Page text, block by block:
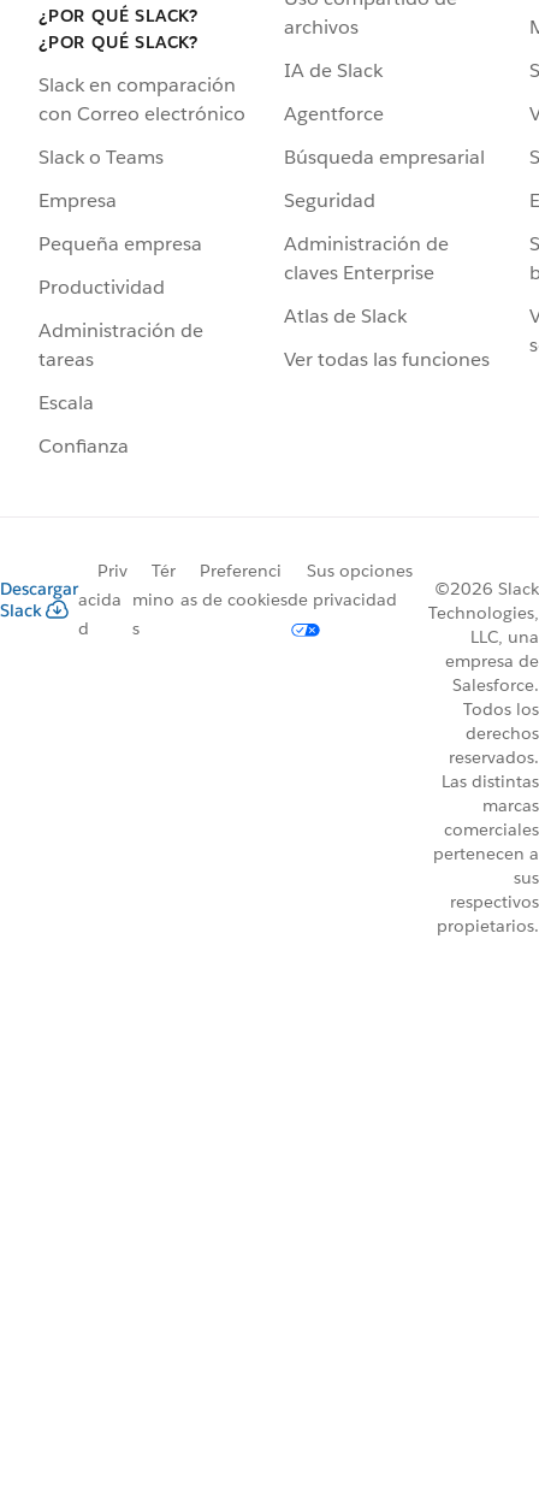
¿POR QUÉ SLACK?
¿POR QUÉ SLACK?
Slack en comparación
con Correo electrónico
Slack o Teams
Empresa
Pequeña empresa
Productividad
Administración de
tareas
Escala
Confianza
archivos
IA de Slack
Agentforce
Búsqueda empresarial
Seguridad
Administración de
claves Enterprise
Atlas de Slack
Ver todas las funciones
Descargar
Slack
Priv
acida
d
Tér
mino
s
Preferenci
as de cookies
Sus opciones
de privacidad
©2026 Slack
Technologies,
LLC, una
empresa de
Salesforce.
Todos los
derechos
reservados.
Las distintas
marcas
comerciales
pertenecen a
sus
respectivos
propietarios.